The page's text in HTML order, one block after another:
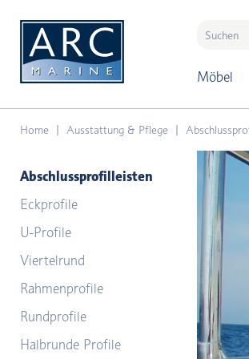
Möbel
Home Ausstattung & Pflege
Abschlussprofilleisten
Eckprofile
U-Profile
Viertelrund
Rahmenprofile
Rundprofile
Halbrunde Profile